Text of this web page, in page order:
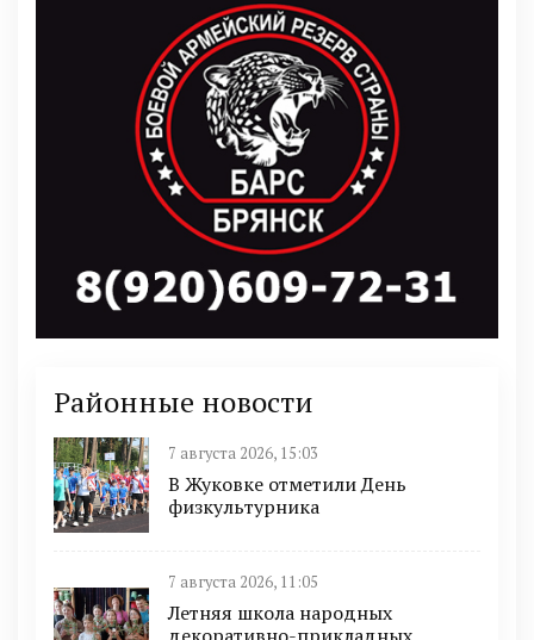
Районные новости
7 августа 2026, 15:03
В Жуковке отметили День
физкультурника
7 августа 2026, 11:05
Летняя школа народных